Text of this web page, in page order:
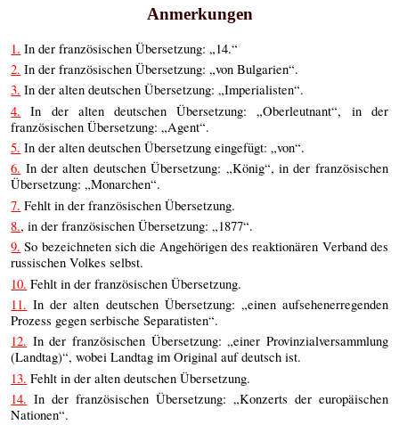
Anmerkungen
1. In der französischen Übersetzung: „14.“
2. In der französischen Übersetzung: „von Bulgarien“.
3. In der alten deutschen Übersetzung: „Imperialisten“.
4. In der alten deutschen Übersetzung: „Oberleutnant“, in der
französischen Übersetzung: „Agent“.
5. In der alten deutschen Übersetzung eingefügt: „von“.
6. In der alten deutschen Übersetzung: „König“, in der französischen
Übersetzung: „Monarchen“.
7. Fehlt in der französischen Übersetzung.
8., in der französischen Übersetzung: „1877“.
9. So bezeichneten sich die Angehörigen des reaktionären Verband des
russischen Volkes selbst.
10. Fehlt in der französischen Übersetzung.
11. In der alten deutschen Übersetzung: „einen aufsehenerregenden
Prozess gegen serbische Separatisten“.
12. In der französischen Übersetzung: „einer Provinzialversammlung
(Landtag)“, wobei Landtag im Original auf deutsch ist.
13. Fehlt in der alten deutschen Übersetzung.
14. In der französischen Übersetzung: „Konzerts der europäischen
Nationen“.